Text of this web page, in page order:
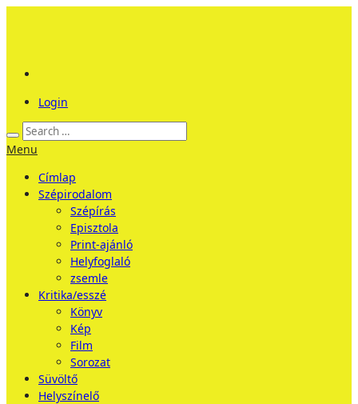
Login
Menu
Címlap
Szépirodalom
Szépírás
Episztola
Print-ajánló
Helyfoglaló
zsemle
Kritika/esszé
Könyv
Kép
Film
Sorozat
Süvöltő
Helyszínelő